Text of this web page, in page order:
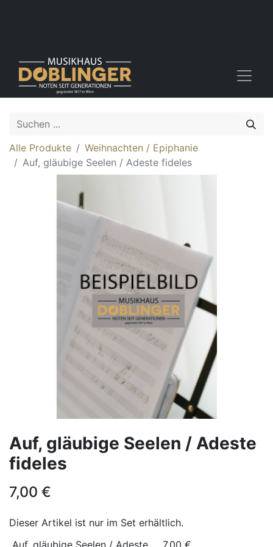
Alle Produkte
Weihnachten / Epiphanie
Auf, gläubige Seelen / Adeste fideles
Auf, gläubige Seelen / Adeste
fideles
7,00 €
Dieser Artikel ist nur im Set erhältlich.
Auf, gläubige Seelen / Adeste
7,00 €